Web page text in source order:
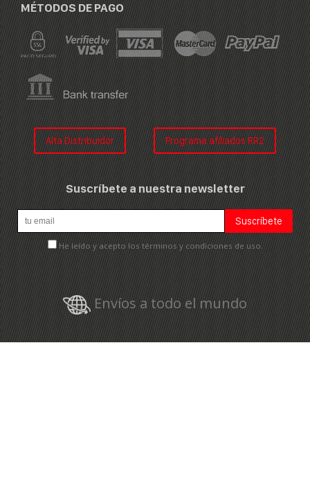
MÉTODOS DE PAGO
Alta Distribuidor Programa afiliados RR2
Suscríbete a nuestra newsletter
He leído y acepto los términos y condiciones de uso.
Envíos a todo el mundo